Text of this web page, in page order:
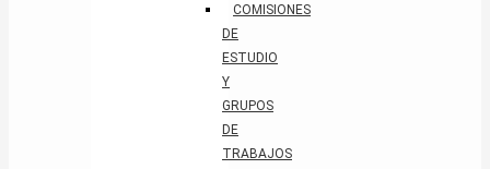
COMISIONES
DE
ESTUDIO
Y
GRUPOS
DE
TRABAJOS